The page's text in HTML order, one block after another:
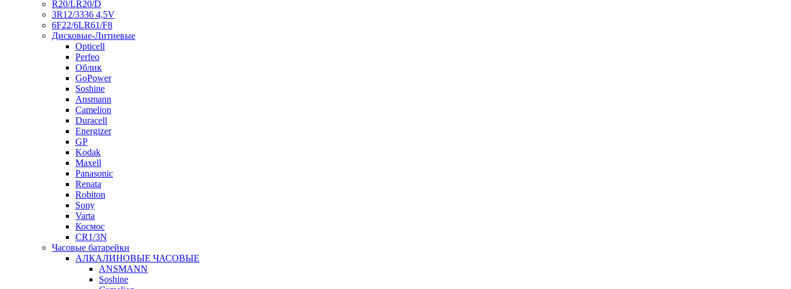
R20/LR20/D
3R12/3336 4,5V
6F22/6LR61/F8
Дисковые-Литиевые
Opticell
Perfeo
Облик
GoPower
Soshine
Ansmann
Camelion
Duracell
Energizer
GP
Kodak
Maxell
Panasonic
Renata
Robiton
Sony
Varta
Космос
CR1/3N
Часовые батарейки
АЛКАЛИНОВЫЕ ЧАСОВЫЕ
ANSMANN
Soshine